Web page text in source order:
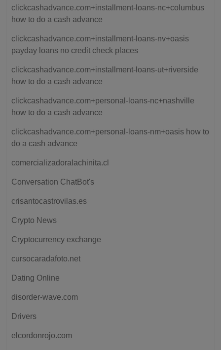
clickcashadvance.com+installment-loans-nc+columbus
how to do a cash advance
clickcashadvance.com+installment-loans-nv+oasis
payday loans no credit check places
clickcashadvance.com+installment-loans-ut+riverside
how to do a cash advance
clickcashadvance.com+personal-loans-nc+nashville
how to do a cash advance
clickcashadvance.com+personal-loans-nm+oasis how to
do a cash advance
comercializadoralachinita.cl
Conversation ChatBot's
crisantocastrovilas.es
Crypto News
Cryptocurrency exchange
cursocaradafoto.net
Dating Online
disorder-wave.com
Drivers
elcordonrojo.com